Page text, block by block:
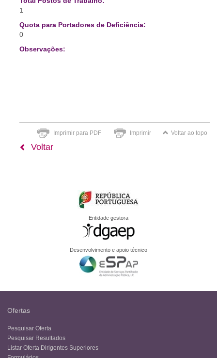
1
Quota para Portadores de Deficiência:
0
Observações:
Imprimir para PDF Imprimir Voltar ao topo
Voltar
Entidade gestora
Desenvolvimento e apoio técnico
Ofertas
Pesquisar Oferta
Pesquisar Resultados
Listar Oferta Dirigentes Superiores